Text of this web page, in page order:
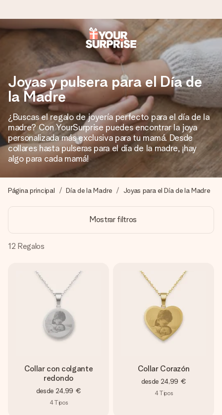
Pide hoy y se envía en 1 día laborable
Preparamos tu regalo con cuidado y lo enviamos al vuelo,
para que lo entregues en el momento perfecto, cuando más
importa.
4,5 (basado en +15.000 opiniones)
Nuestros regalos inspiran. Los clientes nos dan un 4,5 en
Google Reviews.
Crea algo único en pocos pasos – con su nombre, tu foto o
un mensaje que llegue al corazón. Sin complicaciones, solo
todo el amor para el momento.
Joyas y pulsera para el Día de
la Madre
¿Buscas el regalo de joyería perfecto para el día de la
madre? Con YourSurprise puedes encontrar la joya
personalizada más exclusiva para tu mamá. Desde
collares hasta pulseras para el día de la madre, ¡hay
algo para cada mamá!
Página principal Día de la Madre Joyas para el Día de la Madre
Mostrar filtros
12 Regalos
Collar con colgante
redondo
desde 24,99 €
4Tipos
Collar Corazón
desde 24,99 €
4Tipos